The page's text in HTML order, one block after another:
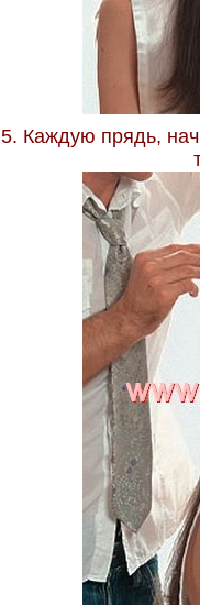
5. Каждую прядь,